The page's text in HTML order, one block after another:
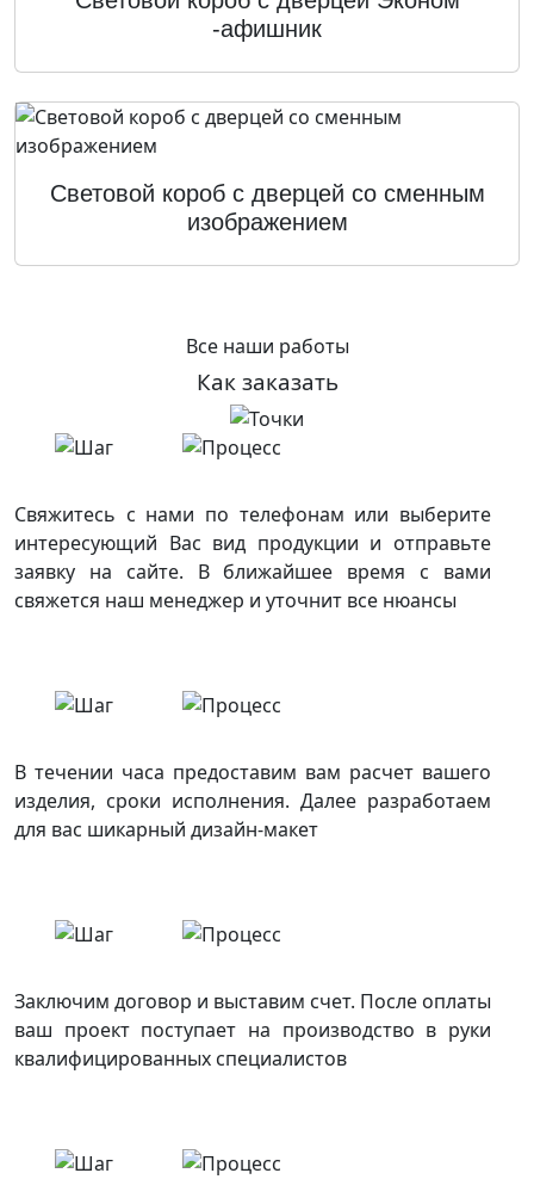
-афишник
Световой короб с дверцей со сменным
изображением
Все наши работы
Как заказать
Свяжитесь с нами по телефонам или выберите
интересующий Вас вид продукции и отправьте
заявку на сайте. В ближайшее время с вами
свяжется наш менеджер и уточнит все нюансы
В течении часа предоставим вам расчет вашего
изделия, сроки исполнения. Далее разработаем
для вас шикарный дизайн-макет
Заключим договор и выставим счет. После оплаты
ваш проект поступает на производство в руки
квалифицированных специалистов